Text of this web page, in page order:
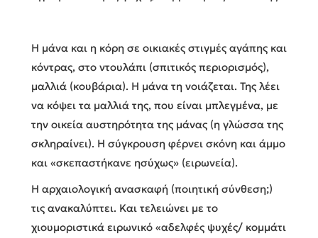
Η μάνα και η κόρη σε οικιακές στιγμές αγάπης και
κόντρας, στο ντουλάπι (σπιτικός περιορισμός),
μαλλιά (κουβάρια). Η μάνα τη νοιάζεται. Της λέει
να κόψει τα μαλλιά της, που είναι μπλεγμένα, με
την οικεία αυστηρότητα της μάνας (η γλώσσα της
σκληραίνει). Η σύγκρουση φέρνει σκόνη και άμμο
και «σκεπαστήκανε ησύχως» (ειρωνεία).
Η αρχαιολογική ανασκαφή (ποιητική σύνθεση;)
τις ανακαλύπτει. Και τελειώνει με το
χιουμοριστικά ειρωνικό «αδελφές ψυχές/ κομμάτι